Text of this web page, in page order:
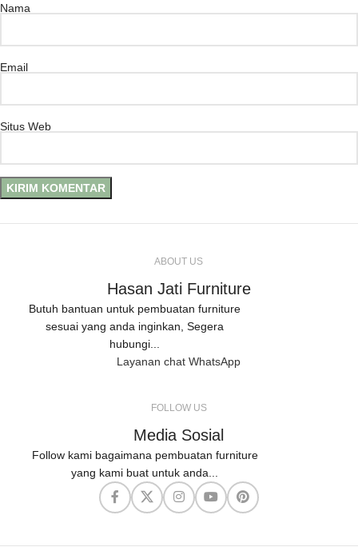
Nama
Email
Situs Web
ABOUT US
Hasan Jati Furniture
Butuh bantuan untuk pembuatan furniture
sesuai yang anda inginkan, Segera
hubungi...
Layanan chat WhatsApp
FOLLOW US
Media Sosial
Follow kami bagaimana pembuatan furniture
yang kami buat untuk anda...